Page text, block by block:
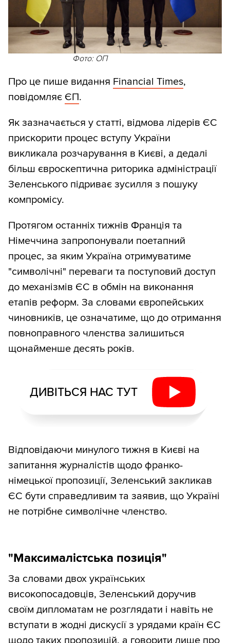
Фото: ОП
Про це пише видання Financial Times,
повідомляє ЄП.
Як зазначається у статті, відмова лідерів ЄС
прискорити процес вступу України
викликала розчарування в Києві, а дедалі
більш євроскептична риторика адміністрації
Зеленського підриває зусилля з пошуку
компромісу.
Протягом останніх тижнів Франція та
Німеччина запропонували поетапний
процес, за яким Україна отримуватиме
"символічні" переваги та поступовий доступ
до механізмів ЄС в обмін на виконання
етапів реформ. За словами європейських
чиновників, це означатиме, що до отримання
повноправного членства залишиться
щонайменше десять років.
ДИВІТЬСЯ НАС ТУТ
Відповідаючи минулого тижня в Києві на
запитання журналістів щодо франко-
німецької пропозиції, Зеленський закликав
ЄС бути справедливим та заявив, що Україні
не потрібне символічне членство.
"Максималістська позиція"
За словами двох українських
високопосадовців, Зеленський доручив
своїм дипломатам не розглядати і навіть не
вступати в жодні дискусії з урядами країн ЄС
щодо таких пропозицій, а говорити лише про